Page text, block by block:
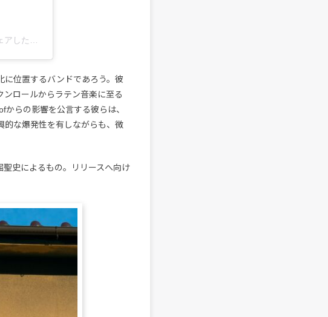
に位置するバンドであろう。彼
ロールからラテン音楽に至る
らの影響を公言する彼らは、
的な爆発性を有しながらも、微
史によるもの。リリースへ向け